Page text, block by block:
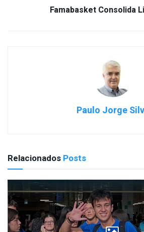
Famabasket Consolida
Paulo Jorge
Relacionados Posts